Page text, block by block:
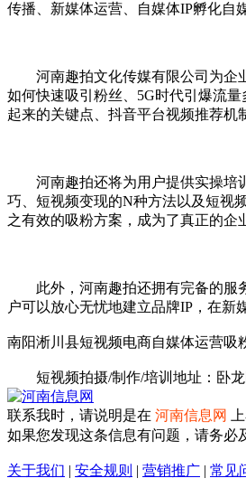
传播、新媒体运营、自媒体IP孵化自
河南趣拍文化传媒有限公司为企业
如何快速吸引粉丝、5G时代引爆流
起来的关键点、抖音平台视频推荐机
河南趣拍还将为用户提供实操培训
巧、短视频变现的N种方法以及短视
之有效的吸粉方案，成为了真正的企
此外，河南趣拍还拥有完备的服务
户可以放心无忧地建立品牌IP，在新
南阳淅川县短视频电商自媒体运营吸
短视频拍摄/制作/培训地址：卧龙
联系我时，请说明是在 河南信息网
如果您发现这条信息有问题，请务必
关于我们 | 安全规则 | 营销推广 | 常见